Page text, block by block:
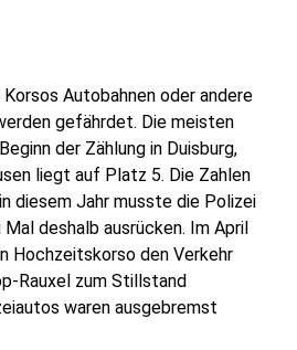
Autobahnen oder andere
gefährdet. Die meisten
der Zählung in Duisburg,
liegt auf Platz 5. Die Zahlen
diesem Jahr musste die Polizei
deshalb ausrücken. Im April
Hochzeitskorso den Verkehr
Rauxel zum Stillstand
waren ausgebremst